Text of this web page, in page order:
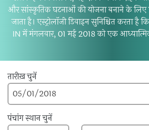
और सांस्कृतिक घटनाओं की योजना बनाने के लिए
जाता है। एस्ट्रोलॉजी डिवाइन सुनिश्चित करता
IN में मंगलवार, 01 मई 2018 को एक आध्यात्मिक
तारीख़ चुनें
पंचांग स्थान चुनें